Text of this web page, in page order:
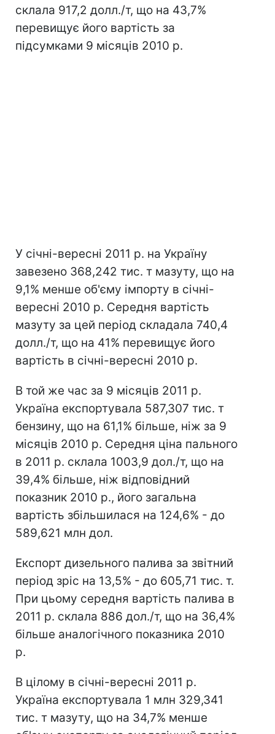
склала 917,2 долл./т, що на 43,7%
перевищує його вартість за
підсумками 9 місяців 2010 р.
У січні-вересні 2011 р. на Україну
завезено 368,242 тис. т мазуту, що на
9,1% менше об'єму імпорту в січні-
вересні 2010 р. Середня вартість
мазуту за цей період складала 740,4
долл./т, що на 41% перевищує його
вартість в січні-вересні 2010 р.
В той же час за 9 місяців 2011 р.
Україна експортувала 587,307 тис. т
бензину, що на 61,1% більше, ніж за 9
місяців 2010 р. Середня ціна пального
в 2011 р. склала 1003,9 дол./т, що на
39,4% більше, ніж відповідний
показник 2010 р., його загальна
вартість збільшилася на 124,6% - до
589,621 млн дол.
Експорт дизельного палива за звітний
період зріс на 13,5% - до 605,71 тис. т.
При цьому середня вартість палива в
2011 р. склала 886 дол./т, що на 36,4%
більше аналогічного показника 2010
р.
В цілому в січні-вересні 2011 р.
Україна експортувала 1 млн 329,341
тис. т мазуту, що на 34,7% менше